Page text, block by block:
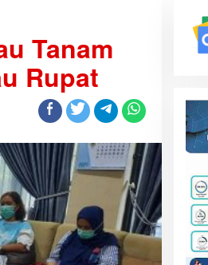
Tanam
Rupat